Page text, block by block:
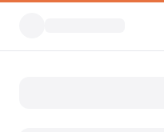
Kampiranje